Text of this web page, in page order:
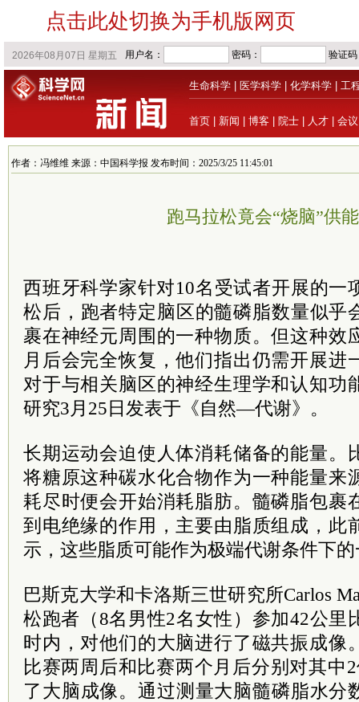
点击此处切换为手机版网页
生命科学 医学科学 化学科学 工
首页 新闻 博客 院士 人才 会议
作者：冯维维 来源：中国科学报 发布时间：2025/3/25 11:45:01
跑马拉松竟会“烧脑”供
西班牙科学家针对10名受试者开展的一
松后，跑者特定脑区的髓磷脂数量似
裹在神经元周围的一种物质。但这种效
月后会完全恢复，他们指出仍需开展进
对于与相关脑区的神经生理学和认知功
研究3月25日发表于《自然—代谢》。
长期运动会迫使人体消耗储备的能量。
将糖原这种碳水化合物作为一种能量来
耗尽时便会开始消耗脂肪。髓磷脂包裹
到电绝缘的作用，主要由脂质组成，此
示，这些脂质可能作为极端代谢条件下
巴斯克大学和卡洛斯三世研究所Carlos
松跑者（8名男性2名女性）参加42公里
时内，对他们的大脑进行了磁共振成像
比赛两周后和比赛两个月后分别对其中
了大脑成像。通过测量大脑髓磷脂水